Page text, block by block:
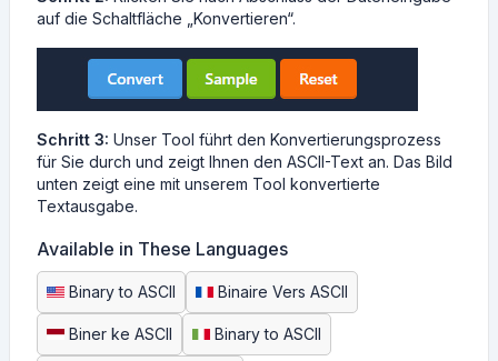
auf die Schaltfläche „Konvertieren“.
Schritt 3: Unser Tool führt den Konvertierungsprozess
für Sie durch und zeigt Ihnen den ASCII-Text an. Das Bild
unten zeigt eine mit unserem Tool konvertierte
Textausgabe.
Available in These Languages
Binary to ASCII Binaire Vers ASCII
Biner ke ASCII Binary to ASCII